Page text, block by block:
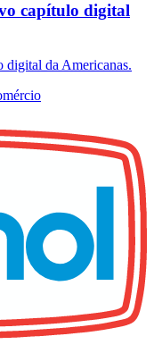
capítulo digital
da Americanas.